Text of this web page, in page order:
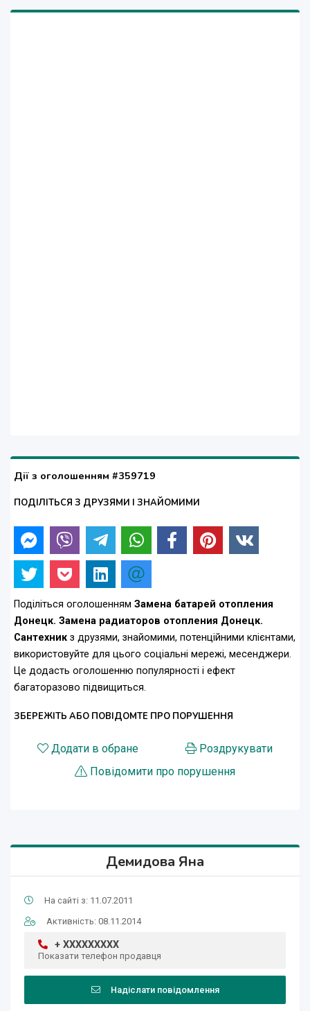
Дії з оголошенням #359719
ПОДІЛІТЬСЯ З ДРУЗЯМИ І ЗНАЙОМИМИ
Поділіться оголошенням Замена батарей отопления
Донецк. Замена радиаторов отопления Донецк.
Сантехник з друзями, знайомими, потенційними клієнтами,
використовуйте для цього соціальні мережі, месенджери.
Це додасть оголошенню популярності і ефект
багаторазово підвищиться.
ЗБЕРЕЖІТЬ АБО ПОВІДОМТЕ ПРО ПОРУШЕННЯ
Додати в обране
Роздрукувати
Повідомити про порушення
Демидова Яна
На сайті з: 11.07.2011
Активність: 08.11.2014
+ XXXXXXXXX
Показати телефон продавця
Надіслати повідомлення